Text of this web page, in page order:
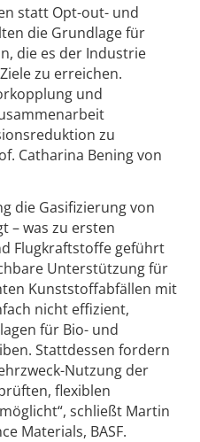
statt Opt-out- und
die Grundlage für
die es der Industrie
zu erreichen.
und
zu
Catharina Bening von
die Gasifizierung von
– was zu ersten
Flugkraftstoffe geführt
Unterstützung für
Kunststoffabfällen mit
nicht effizient,
für Bio- und
Stattdessen fordern
Nutzung der
flexiblen
schließt Martin
Materials, BASF.